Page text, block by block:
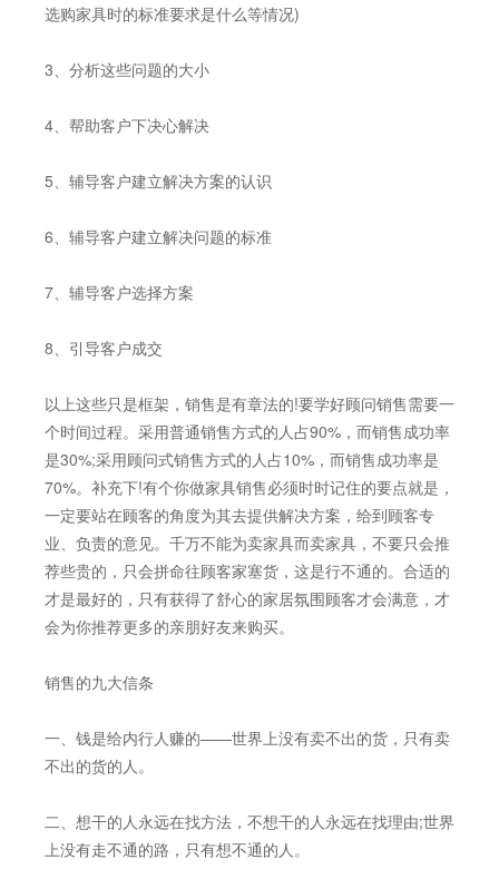
选购家具时的标准要求是什么等情况)
3、分析这些问题的大小
4、帮助客户下决心解决
5、辅导客户建立解决方案的认识
6、辅导客户建立解决问题的标准
7、辅导客户选择方案
8、引导客户成交
以上这些只是框架，销售是有章法的!要学好顾问销售需要一
个时间过程。采用普通销售方式的人占90%，而销售成功率
是30%;采用顾问式销售方式的人占10%，而销售成功率是
70%。补充下!有个你做家具销售必须时时记住的要点就是，
一定要站在顾客的角度为其去提供解决方案，给到顾客专
业、负责的意见。千万不能为卖家具而卖家具，不要只会推
荐些贵的，只会拼命往顾客家塞货，这是行不通的。合适的
才是最好的，只有获得了舒心的家居氛围顾客才会满意，才
会为你推荐更多的亲朋好友来购买。
销售的九大信条
一、钱是给内行人赚的——世界上没有卖不出的货，只有卖
不出的货的人。
二、想干的人永远在找方法，不想干的人永远在找理由;世界
上没有走不通的路，只有想不通的人。